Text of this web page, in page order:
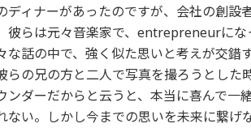
ディナーがあったのですが、会社の創設
彼らは元々音楽家で、entrepreneurにな
な話の中で、強く似た思いと考えが交錯
らの兄の方と二人で写真を撮ろうとした
ンダーだからと云うと、本当に喜んで一
ない。しかし今までの思いを未来に繋げ